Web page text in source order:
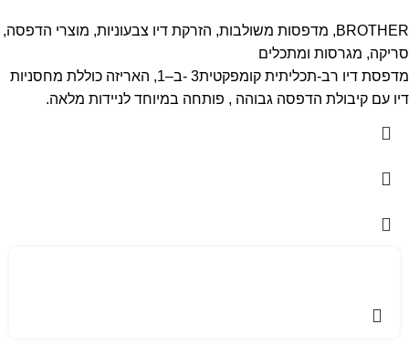
BROTHER
, מדפסות משולבות, הזרקת דיו צבעוניות, מוצרי הדפסה,
סריקה, מגרסות ומתכלים
מדפסת דיו רב-תכליתית קומפקטית‎ 3-ב–1, האריזה כוללת מחסניות
דיו עם קיבולת הדפסה גבוהה , פותחה במיוחד לניידות מלאה.